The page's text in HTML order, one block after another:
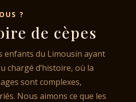
?
de cèpes
enfants du Limousin ayant
chargé d’histoire, où la
sont complexes,
Nous aimons ce que les